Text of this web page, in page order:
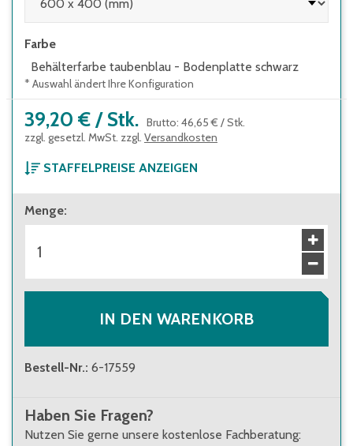
Farbe
Behälterfarbe taubenblau - Bodenplatte schwarz
* Auswahl ändert Ihre Konfiguration
39,20 € / Stk. Brutto: 46,65 € /Stk.
zzgl. gesetzl. MwSt. zzgl. Versandkosten
STAFFELPREISE ANZEIGEN
ab 1 Stück
39,20 €
ab 80 Stück
34,90 €
Menge:
IN DEN WARENKORB
Bestell-Nr.: 6-17559
Haben Sie Fragen?
Nutzen Sie gerne unsere kostenlose Fachberatung: